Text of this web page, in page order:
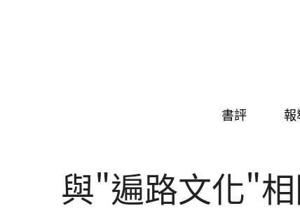
書評 報
與"遍路文化"